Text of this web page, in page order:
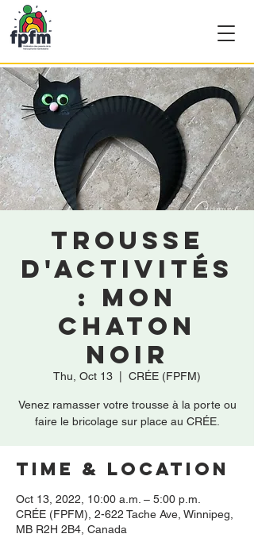
Trousse
d'activités
: Mon
chaton
noir
Thu, Oct 13 CRÉE (FPFM)
Venez ramasser votre trousse à la porte ou
faire le bricolage sur place au CRÉE.
Time & Location
Oct 13, 2022, 10:00 a.m. – 5:00 p.m.
CRÉE (FPFM), 2-622 Tache Ave, Winnipeg,
MB R2H 2B4, Canada